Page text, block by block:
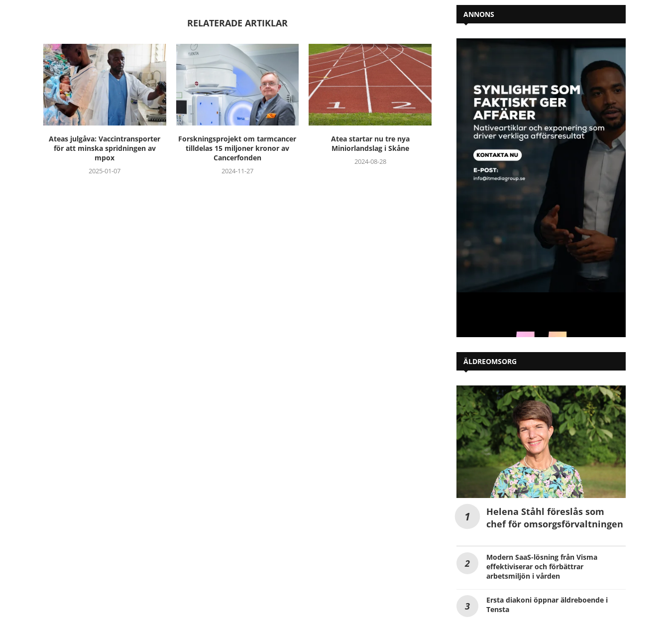
RELATERADE ARTIKLAR
Ateas julgåva: Vaccintransporter
för att minska spridningen av
mpox
2025-01-07
Forskningsprojekt om tarmcancer
tilldelas 15 miljoner kronor av
Cancerfonden
2024-11-27
Atea startar nu tre nya
Miniorlandslag i Skåne
2024-08-28
ANNONS
ÄLDREOMSORG
Helena Ståhl föreslås som
chef för omsorgsförvaltningen
Modern SaaS-lösning från Visma
effektiviserar och förbättrar
arbetsmiljön i vården
Ersta diakoni öppnar äldreboende i
Tensta